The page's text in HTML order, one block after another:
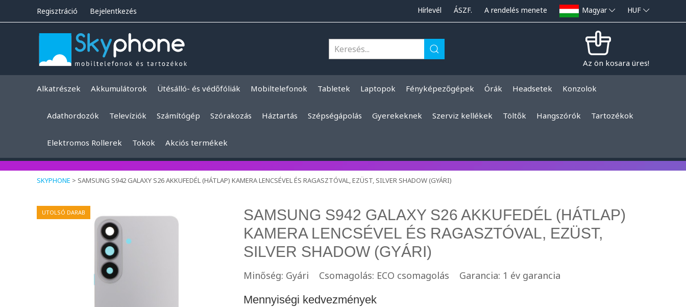
Regisztráció Bejelentkezés Hírlevél ÁSZF. A rendelés menete Magyar HUF
Az ön kosara üres!
Alkatrészek Akkumulátorok Ütésálló- és védőfóliák Mobiltelefonok Tabletek Laptopok Fényképezőgépek Órák Headsetek Konzolok
Adathordozók Televíziók Számítógép Szórakozás Háztartás Szépségápolás Gyerekeknek Szerviz kellékek Töltők Hangszórók Tartozékok
Elektromos Rollerek Tokok Akciós termékek
SKYPHONE > SAMSUNG S942 GALAXY S26 AKKUFEDÉL (HÁTLAP) KAMERA LENCSÉVEL ÉS RAGASZTÓVAL, EZÜST, SILVER SHADOW (GYÁRI)
UTOLSÓ DARAB
SAMSUNG S942 GALAXY S26 AKKUFEDÉL (HÁTLAP)
KAMERA LENCSÉVEL ÉS RAGASZTÓVAL, EZÜST,
SILVER SHADOW (GYÁRI)
Minőség: Gyári Csomagolás: ECO csomagolás Garancia: 1 év garancia
Mennyiségi kedvezmények